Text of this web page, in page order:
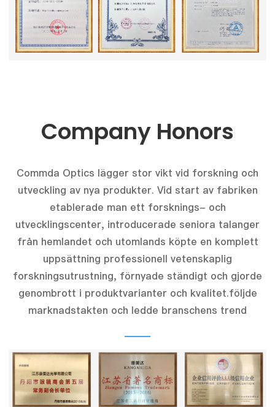
Company Honors
Commda Optics lägger stor vikt vid forskning och
utveckling av nya produkter. Vid start av fabriken
etablerade man ett forsknings- och
utvecklingscenter, introducerade seniora talanger
från hemlandet och utomlands köpte en komplett
uppsättning professionell vetenskaplig
forskningsutrustning, förnyade ständigt och gjorde
genombrott i produktvarianter och kvalitet.följde
marknadstakten och ledde branschens trend